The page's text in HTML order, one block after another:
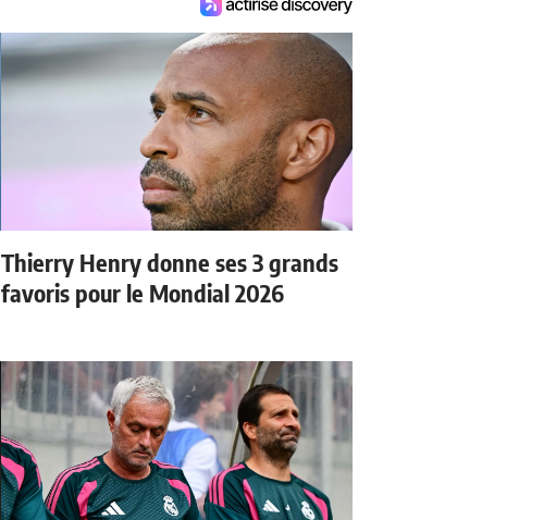
Thierry Henry donne ses 3 grands
favoris pour le Mondial 2026